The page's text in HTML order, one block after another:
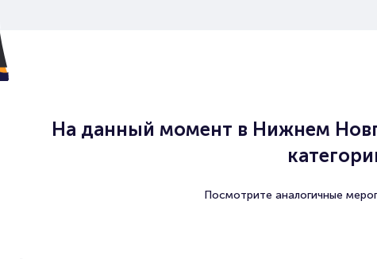
На данный момент в Нижнем
Посмотрите аналогичные